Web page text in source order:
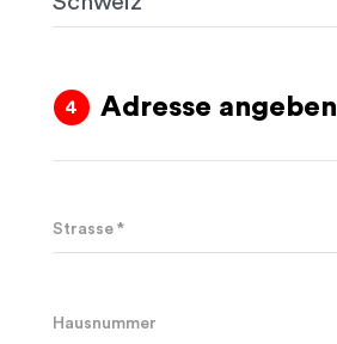
Adresse angeben
Strasse *
Hausnummer